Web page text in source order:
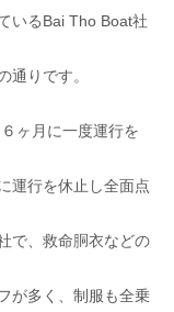
いるBai Tho Boat社
通りです。
ヶ月に一度運行を
運行を休止し全面点
で、救命胴衣などの
が多く、制服も全乗